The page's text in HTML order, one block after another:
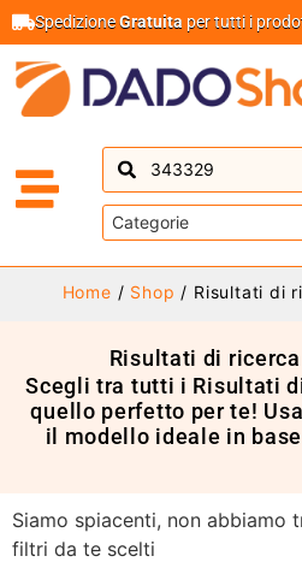
SpedizioneGratuita per tutti i
Home / Shop / Risultati di
Risultati di
Scegli tra tutti i Risultati
quello perfetto per te!
il modello ideale in
Siamo spiacenti, non
filtri da te scelti